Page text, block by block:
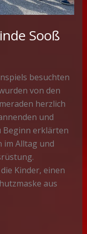
Sooß
besuchten
von den
herzlich
und
Beginn erklärten
im Alltag und
Kinder, einen
aus